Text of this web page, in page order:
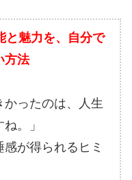
と魅力を、自分で
方法
かったのは、人生
。」
が得られるヒミ